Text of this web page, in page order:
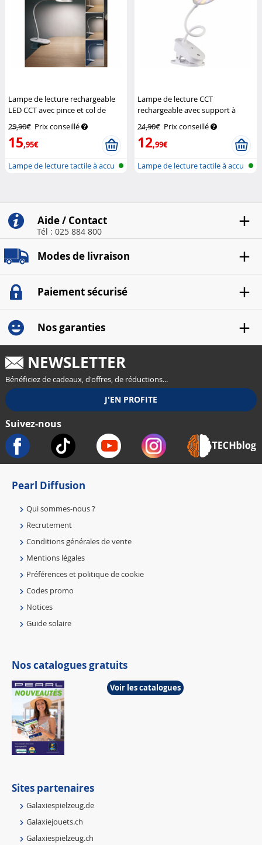
Lampe de lecture rechargeable
LED CCT avec pince et col de
29,90€ Prix conseillé
15,95€
Lampe de lecture tactile à accu
Lampe de lecture CCT
rechargeable avec support à
pince et col de cygne Lunartec
24,90€ Prix conseillé
12,99€
Lampe de lecture tactile à accu
Aide / Contact
Tél : 025 884 800
Modes de livraison
Paiement sécurisé
Nos garanties
NEWSLETTER
Bénéficiez de cadeaux, d'offres, de réductions...
Suivez-nous
Pearl Diffusion
Qui sommes-nous ?
Recrutement
Conditions générales de vente
Mentions légales
Préférences et politique de cookie
Codes promo
Notices
Guide solaire
Nos catalogues gratuits
Voir les catalogues
Sites partenaires
Galaxiespielzeug.de
Galaxiejouets.ch
Galaxiespielzeug.ch